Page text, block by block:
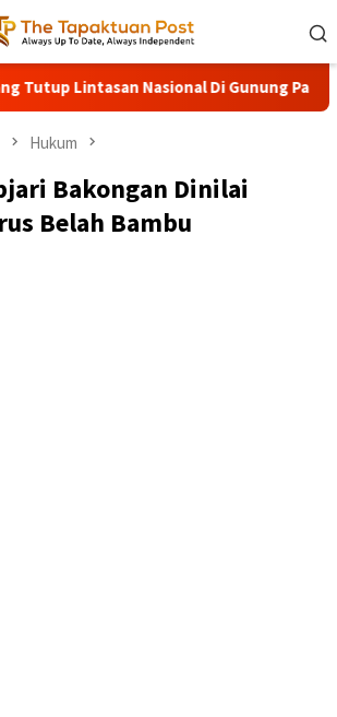
Lintasan Nasional Di Gunung Panjupian
Hukum
Bakongan Dinilai
Belah Bambu